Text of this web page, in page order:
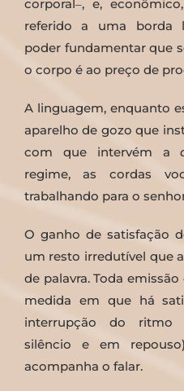
corporal‒, e,
referido a uma borda
poder fundamentar que
o corpo é ao preço de
A linguagem, enquanto
aparelho de gozo que
com que intervém a
regime, as cordas
trabalhando para o
O ganho de satisfação
um resto irredutível que
de palavra. Toda
medida em que há
interrupção do ritmo
silêncio e em
acompanha o falar.